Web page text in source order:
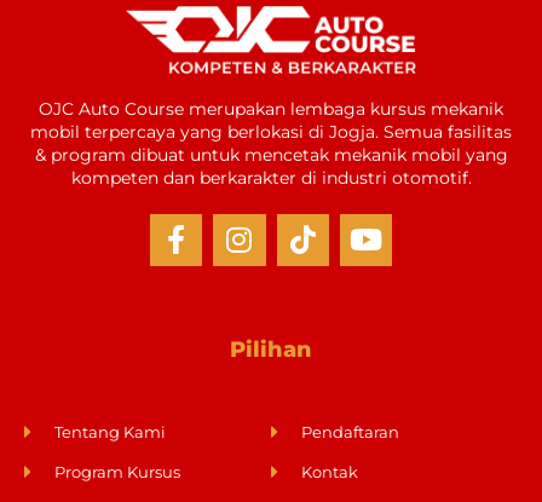
OJC Auto Course merupakan lembaga kursus mekanik
mobil terpercaya yang berlokasi di Jogja. Semua fasilitas
& program dibuat untuk mencetak mekanik mobil yang
kompeten dan berkarakter di industri otomotif.
Pilihan
Tentang Kami
Program Kursus
Pendaftaran
Kontak